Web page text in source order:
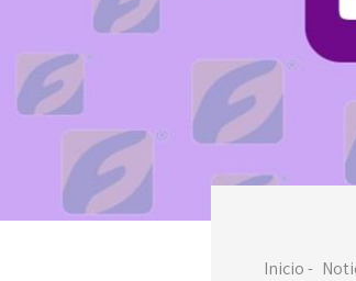
Inicio-